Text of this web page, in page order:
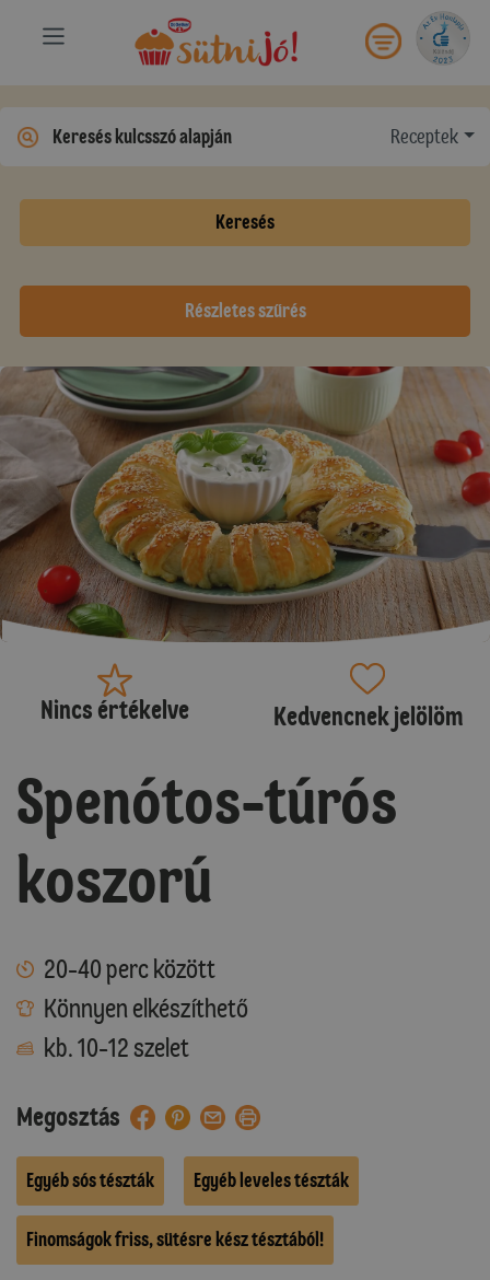
Receptek
Keresés
Részletes szűrés
Nincs értékelve Kedvencnek jelölöm
Spenótos-túrós
koszorú
20-40 perc között
Könnyen elkészíthető
kb. 10-12 szelet
Megosztás
Egyéb sós tészták Egyéb leveles tészták
Finomságok friss, sütésre kész tésztából!